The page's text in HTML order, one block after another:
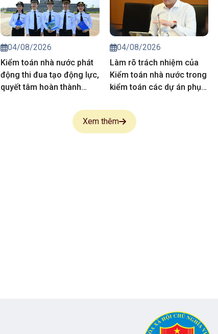
04/08/2026
Kiểm toán nhà nước phát
động thi đua tạo động lực,
quyết tâm hoàn thành
trị giai đoạn 2026-2030
04/08/2026
Làm rõ trách nhiệm của
Kiểm toán nhà nước trong
kiểm toán các dự án phục
Xem thêm